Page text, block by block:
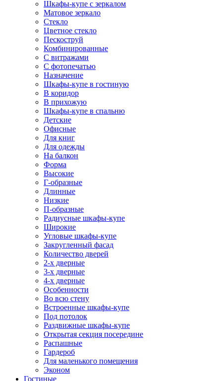
Шкафы-купе с зеркалом
Матовое зеркало
Стекло
Цветное стекло
Пескоструй
Комбинированные
С витражами
С фотопечатью
Назначение
Шкафы-купе в гостиную
В коридор
В прихожую
Шкафы-купе в спальню
Детские
Офисные
Для книг
Для одежды
На балкон
Форма
Высокие
Г-образные
Длинные
Низкие
П-образные
Радиусные шкафы-купе
Широкие
Угловые шкафы-купе
Закругленный фасад
Количество дверей
2-х дверные
3-х дверные
4-х дверные
Особенности
Во всю стену
Встроенные шкафы-купе
Под потолок
Раздвижные шкафы-купе
Открытая секция посередине
Распашные
Гардероб
Для маленького помещения
Эконом
Гостиные